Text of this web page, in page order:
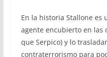
En la historia Stallone es
agente encubierto en las
que Serpico) y lo
contraterrorismo para